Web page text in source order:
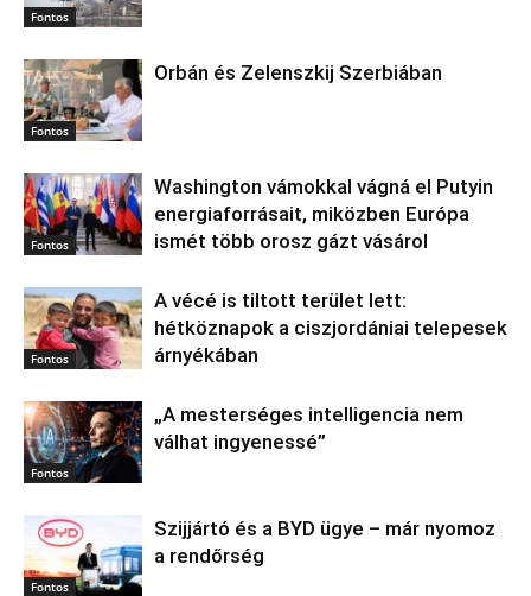
Fontos
Fontos
Orbán és Zelenszkij Szerbiában
Fontos
Washington vámokkal vágná el Putyin
energiaforrásait, miközben Európa
ismét több orosz gázt vásárol
Fontos
A vécé is tiltott terület lett:
hétköznapok a ciszjordániai telepesek
árnyékában
Fontos
„A mesterséges intelligencia nem
válhat ingyenessé”
Fontos
Szijjártó és a BYD ügye – már nyomoz
a rendőrség